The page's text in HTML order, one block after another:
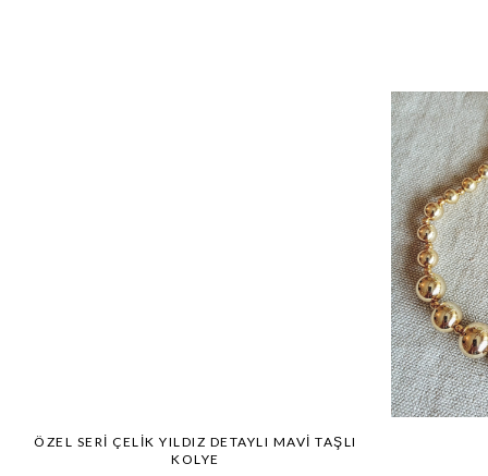
ÖZEL SERI ÇELIK YILDIZ DETAYLI MAVI TAŞLI
KOLYE